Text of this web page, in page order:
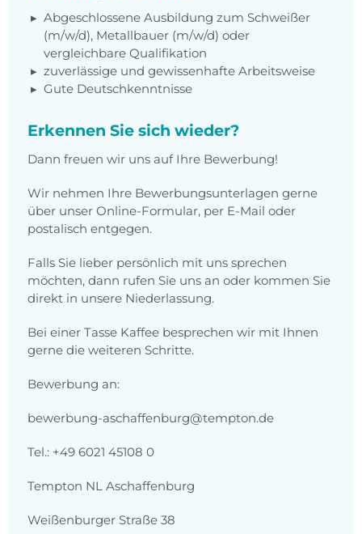
Abgeschlossene Ausbildung zum Schweißer
(m/w/d), Metallbauer (m/w/d) oder
vergleichbare Qualifikation
zuverlässige und gewissenhafte Arbeitsweise
Gute Deutschkenntnisse
Erkennen Sie sich wieder?
Dann freuen wir uns auf Ihre Bewerbung!
Wir nehmen Ihre Bewerbungsunterlagen gerne
über unser Online-Formular, per E-Mail oder
postalisch entgegen.
Falls Sie lieber persönlich mit uns sprechen
möchten, dann rufen Sie uns an oder kommen Sie
direkt in unsere Niederlassung.
Bei einer Tasse Kaffee besprechen wir mit Ihnen
gerne die weiteren Schritte.
Bewerbung an:
bewerbung-aschaffenburg@tempton.de
Tel.: +49 6021 45108 0
Tempton NL Aschaffenburg
Weißenburger Straße 38